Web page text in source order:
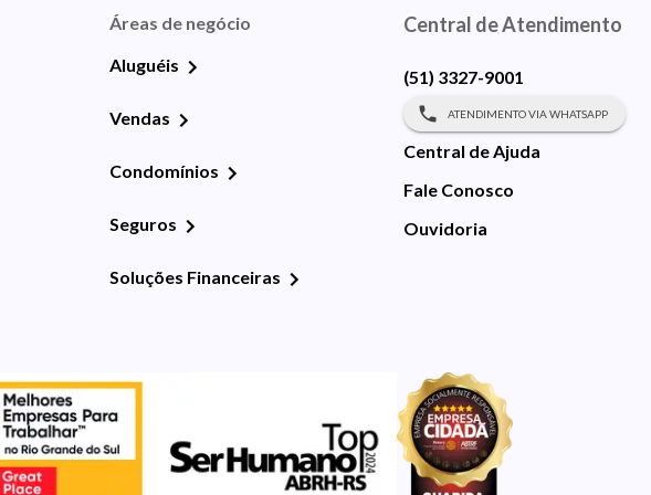
Áreas de negócio
Aluguéis
Vendas
Condomínios
Seguros
Soluções Financeiras
Central de Atendimento
(51) 3327-9001
ATENDIMENTO VIA WHATSAPP
Central de Ajuda
Fale Conosco
Ouvidoria